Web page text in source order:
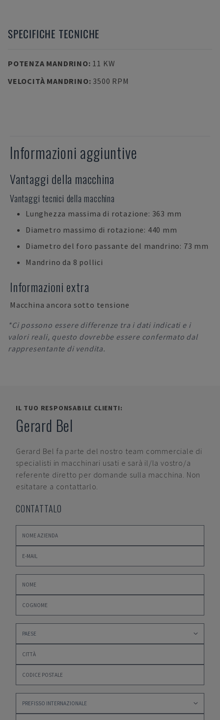
SPECIFICHE TECNICHE
POTENZA MANDRINO: 11 KW
VELOCITÀ MANDRINO: 3500 RPM
Informazioni aggiuntive
Vantaggi della macchina
Vantaggi tecnici della macchina
Lunghezza massima di rotazione: 363 mm
Diametro massimo di rotazione: 440 mm
Diametro del foro passante del mandrino: 73 mm
Mandrino da 8 pollici
Informazioni extra
Macchina ancora sotto tensione
*Ci possono essere differenze tra i dati indicati e i
valori reali, questo dovrebbe essere confermato dal
rappresentante di vendita.
IL TUO RESPONSABILE CLIENTI:
Gerard Bel
Gerard Bel fa parte del nostro team commerciale di
specialisti in macchinari usati e sarà il/la vostro/a
referente diretto per domande sulla macchina. Non
esitatare a contattarlo.
CONTATTALO